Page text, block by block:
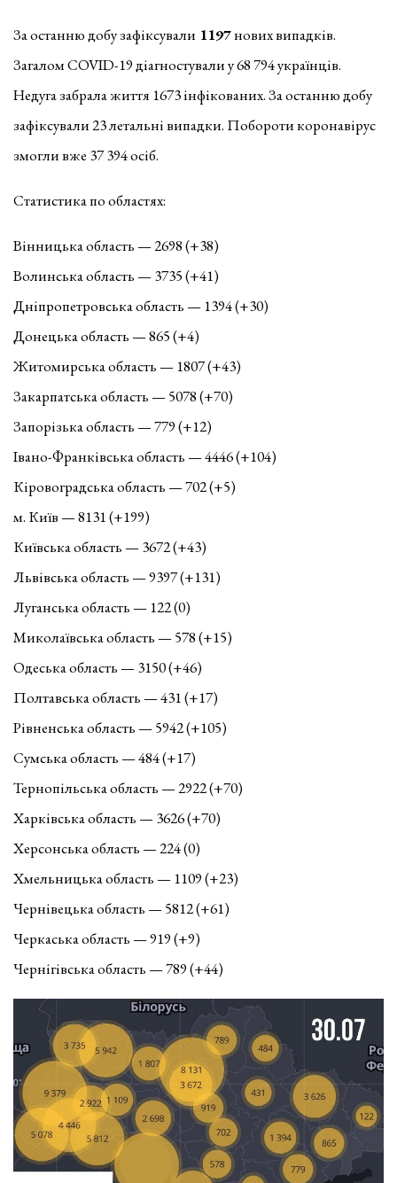
За останню добу зафіксували 1197нових випадків.
Загалом COVID-19 діагностували у 68 794 українців.
Недуга забрала життя 1673 інфікованих. За останню добу
зафіксували 23 летальні випадки. Побороти коронавірус
змогли вже 37 394 осіб.
Статистика по областях:
Вінницька область — 2698 (+38)
Волинська область — 3735 (+41)
Дніпропетровська область — 1394 (+30)
Донецька область — 865 (+4)
Житомирська область — 1807 (+43)
Закарпатська область — 5078 (+70)
Запорізька область — 779 (+12)
Івано-Франківська область — 4446 (+104)
Кіровоградська область — 702 (+5)
м. Київ — 8131 (+199)
Київська область — 3672 (+43)
Львівська область — 9397 (+131)
Луганська область — 122 (0)
Миколаївська область — 578 (+15)
Одеська область — 3150 (+46)
Полтавська область — 431 (+17)
Рівненська область — 5942 (+105)
Сумська область — 484 (+17)
Тернопільська область — 2922 (+70)
Харківська область — 3626 (+70)
Херсонська область — 224 (0)
Хмельницька область — 1109 (+23)
Чернівецька область — 5812 (+61)
Черкаська область — 919 (+9)
Чернігівська область — 789 (+44)